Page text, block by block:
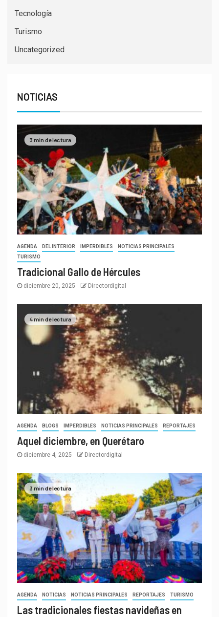
Tecnología
Turismo
Uncategorized
NOTICIAS
3 min de lectura
AGENDA DEL INTERIOR IMPERDIBLES
NOTICIAS PRINCIPALES
TURISMO
Tradicional Gallo de Hércules
diciembre 20, 2025 Directordigital
4 min de lectura
AGENDA BLOGS IMPERDIBLES NOTICIAS PRINCIPALES REPORTAJES
Aquel diciembre, en Querétaro
diciembre 4, 2025 Directordigital
3 min de lectura
AGENDA NOTICIAS NOTICIAS PRINCIPALES REPORTAJES TURISMO
Las tradicionales fiestas navideñas en